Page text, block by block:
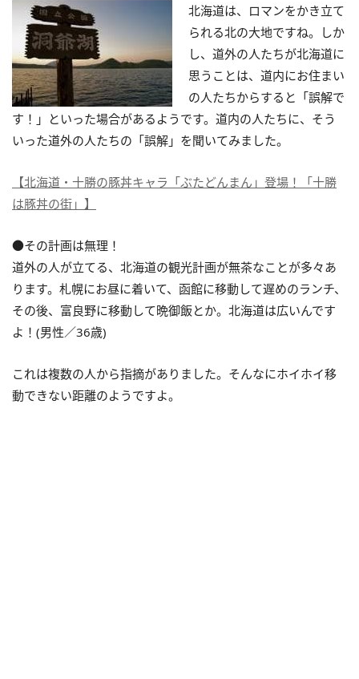
北海道は、ロマンをかき立て
られる北の大地ですね。しか
し、道外の人たちが北海道に
思うことは、道内にお住まい
の人たちからすると「誤解で
す！」といった場合があるようです。道内の人たちに、そう
いった道外の人たちの「誤解」を聞いてみました。
【北海道・十勝の豚丼キャラ「ぶたどんまん」登場！「十勝
は豚丼の街」】
●その計画は無理！
道外の人が立てる、北海道の観光計画が無茶なことが多々あ
ります。札幌にお昼に着いて、函館に移動して遅めのランチ、
その後、富良野に移動して晩御飯とか。北海道は広いんです
よ！(男性／36歳)
これは複数の人から指摘がありました。そんなにホイホイ移
動できない距離のようですよ。